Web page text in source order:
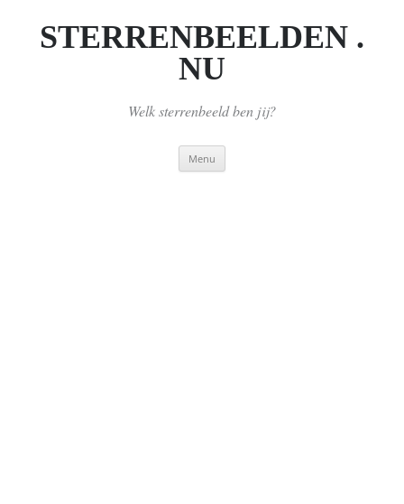
inhoud
STERRENBEELDEN .
NU
Welk sterrenbeeld ben jij?
Menu